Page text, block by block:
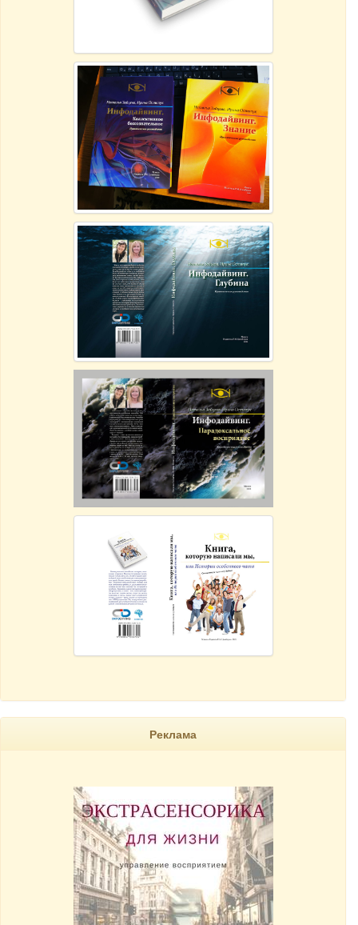
Реклама